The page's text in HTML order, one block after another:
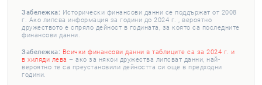
Забележка: Исторически финансови данни се поддържат от 2008
г. Ако липсва информация за години до 2024 г. , вероятно
дружеството е спряло дейност в годината, за която са последните
финансови данни.
Забележка: Всички финансови данни в таблиците са за 2024 г. и
в хиляди лева – ако за някои дружества липсват данни, най-
вероятно те са преустановили дейността си още в предходни
години.